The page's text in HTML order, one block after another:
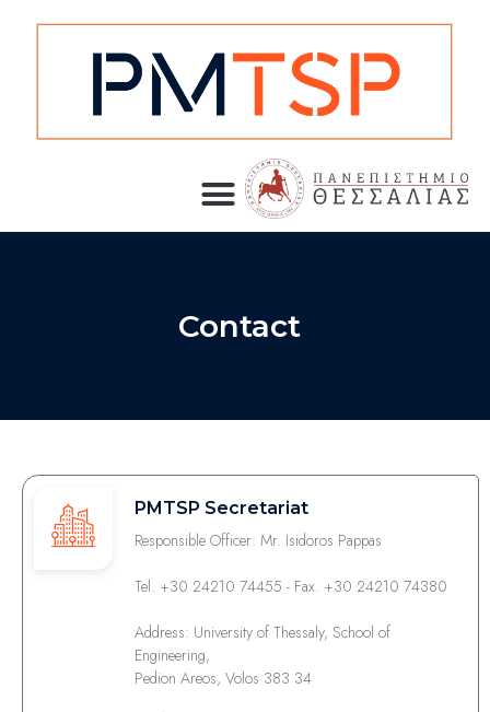
Contact
PMTSP Secretariat
Responsible Officer: Mr. Isidoros Pappas
Tel. +30 24210 74455 - Fax. +30 24210 74380
Address: University of Thessaly, School of
Engineering,
Pedion Areos, Volos 383 34